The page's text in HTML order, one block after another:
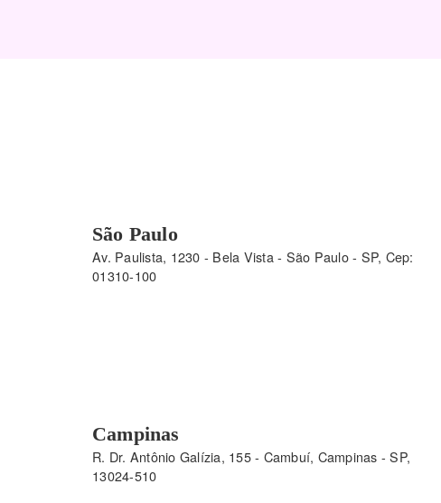
São Paulo
Av. Paulista, 1230 - Bela Vista - São Paulo - SP, Cep:
01310-100
Campinas
R. Dr. Antônio Galízia, 155 - Cambuí, Campinas - SP,
13024-510